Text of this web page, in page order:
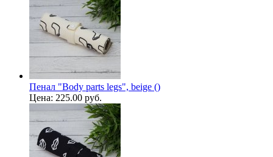
Пенал "Body parts legs", beige ()
Цена: 225.00 руб.